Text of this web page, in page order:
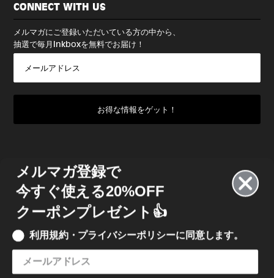
CONNECT WITH US
メルマガにご登録いただいている方の中から、
抽選で毎月Inkboxを無料でお届け！
© 2022 INKBOX JAPAN
メルマガ登録で
今すぐ使える20%OFF
クーポンプレゼント👍
利用規約・プライバシーポリシーに同意します。